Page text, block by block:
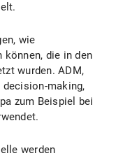
wie
die in den
wurden. ADM,
making,
zum Beispiel bei
werden